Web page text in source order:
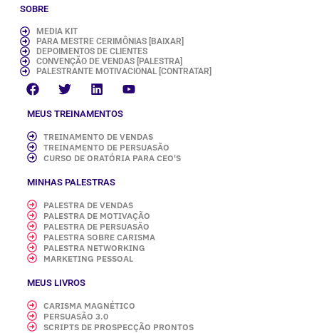
SOBRE
MEDIA KIT
PARA MESTRE CERIMÔNIAS [BAIXAR]
DEPOIMENTOS DE CLIENTES
CONVENÇÃO DE VENDAS [PALESTRA]
PALESTRANTE MOTIVACIONAL [CONTRATAR]
MEUS TREINAMENTOS
TREINAMENTO DE VENDAS
TREINAMENTO DE PERSUASÃO
CURSO DE ORATÓRIA PARA CEO'S
MINHAS PALESTRAS
PALESTRA DE VENDAS
PALESTRA DE MOTIVAÇÃO
PALESTRA DE PERSUASÃO
PALESTRA SOBRE CARISMA
PALESTRA NETWORKING
MARKETING PESSOAL
MEUS LIVROS
CARISMA MAGNÉTICO
PERSUASÃO 3.0
SCRIPTS DE PROSPECÇÃO PRONTOS